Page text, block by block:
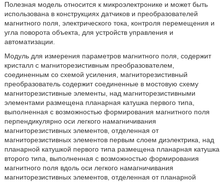
Полезная модель относится к микроэлектронике и может быть
использована в конструкциях датчиков и преобразователей
магнитного поля, электрического тока, контроля перемещения и
угла поворота объекта, для устройств управления и
автоматизации.
Модуль для измерения параметров магнитного поля, содержит
кристалл с магниторезистивным преобразователем,
соединенным со схемой усиления, магниторезистивный
преобразователь содержит соединенные в мостовую схему
магниторезистивные элементы, над магниторезистивными
элементами размещена планарная катушка первого типа,
выполненная с возможностью формирования магнитного поля
перпендикулярно оси легкого намагничивания
магниторезистивных элементов, отделенная от
магниторезистивных элементов первым слоем диэлектрика, над
планарной катушкой первого типа размещена планарная катушка
второго типа, выполненная с возможностью формирования
магнитного поля вдоль оси легкого намагничивания
магниторезистивных элементов, отделенная от планарной